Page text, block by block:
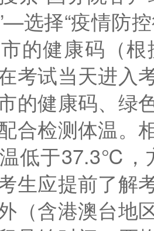
选择“疫情防
的健康码（
在考试当天进
的健康码、绿
合检测体温。
低于37.3℃，
生应提前了解
（含港澳台地